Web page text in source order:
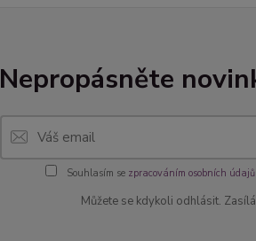
Nepropásněte
Souhlasím se zpracováním osobních údajů
Můžete se kdykoli odhlásit.